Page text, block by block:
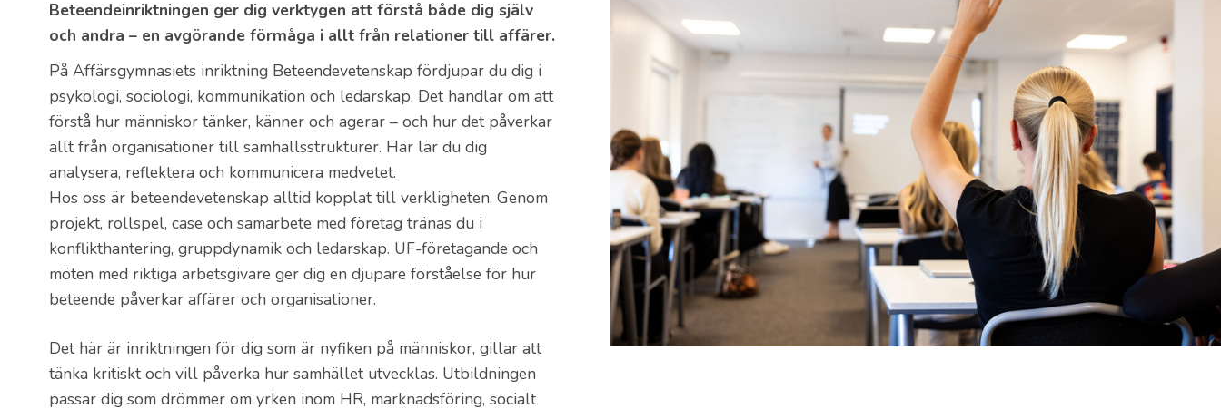
Beteendeinriktningen ger dig verktygen att förstå både dig själv
och andra – en avgörande förmåga i allt från relationer till affärer.
På Affärsgymnasiets inriktning Beteendevetenskap fördjupar du dig i
psykologi, sociologi, kommunikation och ledarskap. Det handlar om att
förstå hur människor tänker, känner och agerar – och hur det påverkar
allt från organisationer till samhällsstrukturer. Här lär du dig
analysera, reflektera och kommunicera medvetet.
Hos oss är beteendevetenskap alltid kopplat till verkligheten. Genom
projekt, rollspel, case och samarbete med företag tränas du i
konflikthantering, gruppdynamik och ledarskap. UF-företagande och
möten med riktiga arbetsgivare ger dig en djupare förståelse för hur
beteende påverkar affärer och organisationer.
Det här är inriktningen för dig som är nyfiken på människor, gillar att
tänka kritiskt och vill påverka hur samhället utvecklas. Utbildningen
passar dig som drömmer om yrken inom HR, marknadsföring, socialt